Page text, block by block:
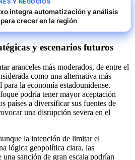
Y NEGOCIOS
integra automatización y análisis
crecer en la región
y escenarios futuros
aranceles más moderados, de entre el
como una alternativa más
la economía estadounidense.
podría tener mayor aceptación
países a diversificar sus fuentes de
una disrupción severa en el
la intención de limitar el
lógica geopolítica clara, las
sanción de gran escala podrían